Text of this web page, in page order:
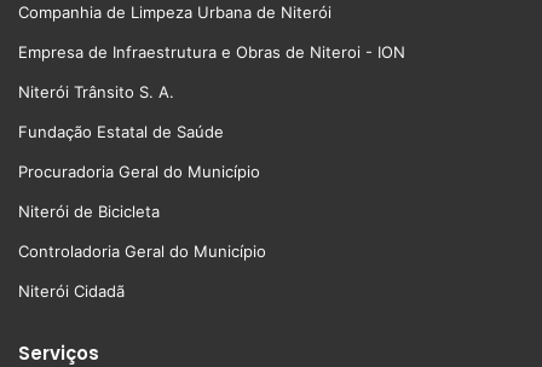
Companhia de Limpeza Urbana de Niterói
Empresa de Infraestrutura e Obras de Niteroi - ION
Niterói Trânsito S. A.
Fundação Estatal de Saúde
Procuradoria Geral do Município
Niterói de Bicicleta
Controladoria Geral do Município
Niterói Cidadã
Serviços